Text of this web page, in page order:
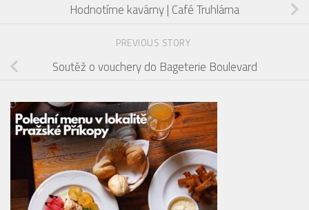
Hodnotíme kavárny | Café Truhlárna
PREVIOUS STORY
Soutěž o vouchery do Bageterie Boulevard